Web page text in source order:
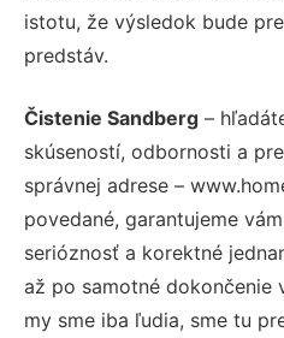
istotu, že výsledok bude
predstáv.
Čistenie Sandberg –
skúseností, odbornosti a
správnej adrese –
povedané, garantujeme
serióznosť a korektné
až po samotné dokončenie
my sme iba ľudia, sme tu